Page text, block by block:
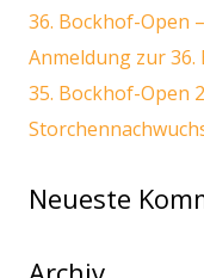
36. Bockhof-Open
Anmeldung zur
35. Bockhof-Open
Neueste